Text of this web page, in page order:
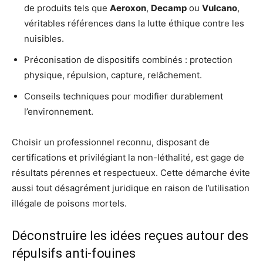
de produits tels que Aeroxon, Decamp ou Vulcano,
véritables références dans la lutte éthique contre les
nuisibles.
Préconisation de dispositifs combinés : protection
physique, répulsion, capture, relâchement.
Conseils techniques pour modifier durablement
l’environnement.
Choisir un professionnel reconnu, disposant de
certifications et privilégiant la non-léthalité, est gage de
résultats pérennes et respectueux. Cette démarche évite
aussi tout désagrément juridique en raison de l’utilisation
illégale de poisons mortels.
Déconstruire les idées reçues autour des
répulsifs anti-fouines